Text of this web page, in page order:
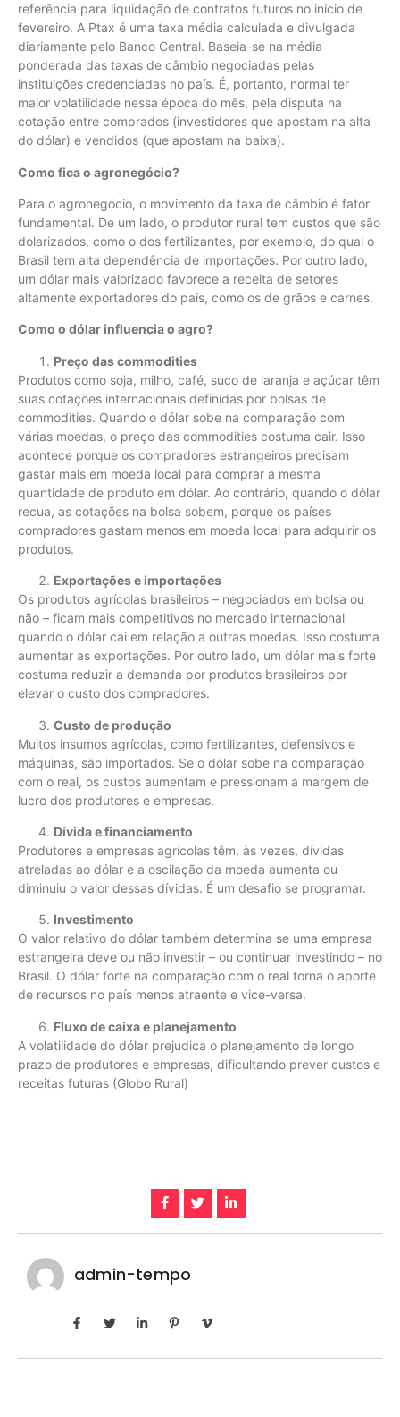
referência para liquidação de contratos futuros no início de
fevereiro. A Ptax é uma taxa média calculada e divulgada
diariamente pelo Banco Central. Baseia-se na média
ponderada das taxas de câmbio negociadas pelas
instituições credenciadas no país. É, portanto, normal ter
maior volatilidade nessa época do mês, pela disputa na
cotação entre comprados (investidores que apostam na alta
do dólar) e vendidos (que apostam na baixa).
Como fica o agronegócio?
Para o agronegócio, o movimento da taxa de câmbio é fator
fundamental. De um lado, o produtor rural tem custos que são
dolarizados, como o dos fertilizantes, por exemplo, do qual o
Brasil tem alta dependência de importações. Por outro lado,
um dólar mais valorizado favorece a receita de setores
altamente exportadores do país, como os de grãos e carnes.
Como o dólar influencia o agro?
Preço das commodities
Produtos como soja, milho, café, suco de laranja e açúcar têm
suas cotações internacionais definidas por bolsas de
commodities. Quando o dólar sobe na comparação com
várias moedas, o preço das commodities costuma cair. Isso
acontece porque os compradores estrangeiros precisam
gastar mais em moeda local para comprar a mesma
quantidade de produto em dólar. Ao contrário, quando o dólar
recua, as cotações na bolsa sobem, porque os países
compradores gastam menos em moeda local para adquirir os
produtos.
Exportações e importações
Os produtos agrícolas brasileiros – negociados em bolsa ou
não – ficam mais competitivos no mercado internacional
quando o dólar cai em relação a outras moedas. Isso costuma
aumentar as exportações. Por outro lado, um dólar mais forte
costuma reduzir a demanda por produtos brasileiros por
elevar o custo dos compradores.
Custo de produção
Muitos insumos agrícolas, como fertilizantes, defensivos e
máquinas, são importados. Se o dólar sobe na comparação
com o real, os custos aumentam e pressionam a margem de
lucro dos produtores e empresas.
Dívida e financiamento
Produtores e empresas agrícolas têm, às vezes, dívidas
atreladas ao dólar e a oscilação da moeda aumenta ou
diminuiu o valor dessas dívidas. É um desafio se programar.
Investimento
O valor relativo do dólar também determina se uma empresa
estrangeira deve ou não investir – ou continuar investindo – no
Brasil. O dólar forte na comparação com o real torna o aporte
de recursos no país menos atraente e vice-versa.
Fluxo de caixa e planejamento
A volatilidade do dólar prejudica o planejamento de longo
prazo de produtores e empresas, dificultando prever custos e
receitas futuras (Globo Rural)
admin-tempo